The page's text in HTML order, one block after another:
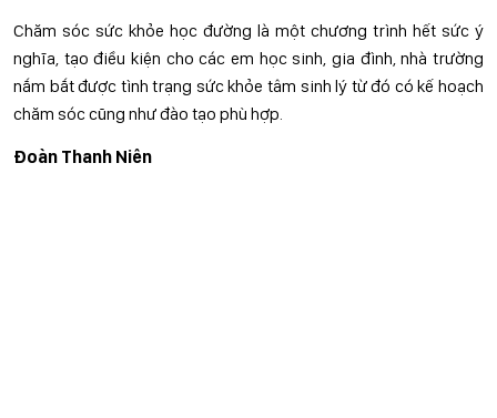
Chăm sóc sức khỏe học đường là một chương trình hết sức ý
nghĩa, tạo điều kiện cho các em học sinh, gia đình, nhà trường
nắm bắt được tình trạng sức khỏe tâm sinh lý từ đó có kế hoạch
chăm sóc cũng như đào tạo phù hợp.
Đoàn Thanh Niên